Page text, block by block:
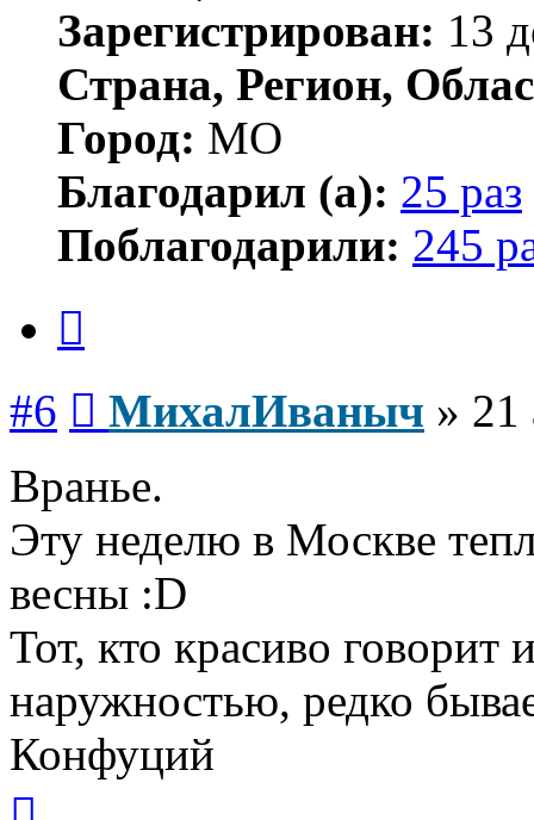
Зарегистрирован: 13
Страна, Регион,
Город: МО
Благодарил (а): 25 раз
Поблагодарили: 245
#6 МихалИваныч » 21
Вранье.
Эту неделю в Москве
весны :D
Тот, кто красиво говорит
наружностью, редко
Конфуций